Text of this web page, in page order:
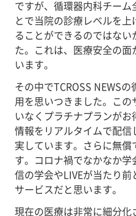
ですが、循環器内科チーム
とで当院の診療レベルを
ることができるのではない
た。これは、医療安全の面
います。
その中でTCROSS NEWS
用を思いつきました。こ
いなくプラチナプランが
情報をリアルタイムで配信
実しています。さらに無償
す。コロナ禍でなかなか学
信の学会やLIVEが当たり
サービスだと思います。
現在の医療は非常に細分化